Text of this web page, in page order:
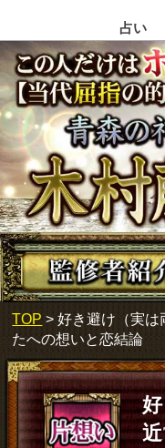
占い
TOP > 好き避け（実
たへの想いと恋結論